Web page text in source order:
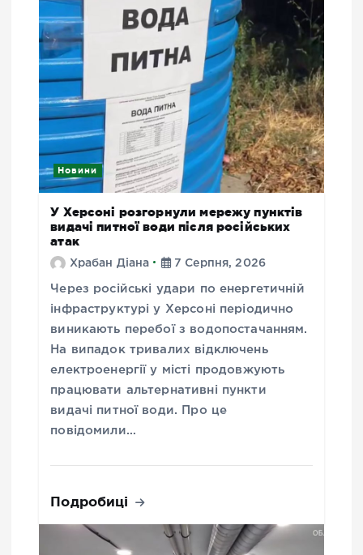
Новини
У Херсоні розгорнули мережу пунктів
видачі питної води після російських
атак
Храбан Діана 7 Серпня, 2026
Через російські удари по енергетичній
інфраструктурі у Херсоні періодично
виникають перебої з водопостачанням.
На випадок тривалих відключень
електроенергії у місті продовжують
працювати альтернативні пункти
видачі питної води. Про це
повідомили…
Подробиці